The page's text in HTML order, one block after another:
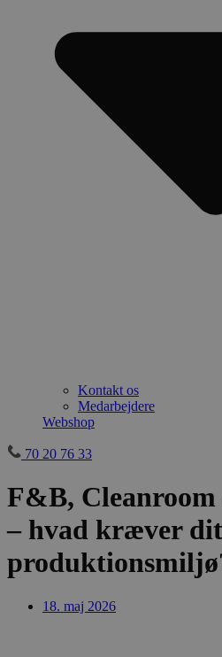
Kontakt os
Medarbejdere
Webshop
70 20 76 33
F&B,
– hvad kræver dit
18. maj 2026